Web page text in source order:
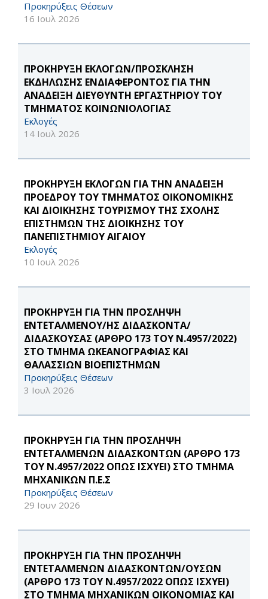
Προκηρύξεις Θέσεων
16 Ιουλ 2026
ΠΡΟΚΗΡΥΞΗ ΕΚΛΟΓΩΝ/ΠΡΟΣΚΛΗΣΗ
ΕΚΔΗΛΩΣΗΣ ΕΝΔΙΑΦΕΡΟΝΤΟΣ ΓΙΑ ΤΗΝ
ΑΝΑΔΕΙΞΗ ΔΙΕΥΘΥΝΤΗ ΕΡΓΑΣΤΗΡΙΟΥ ΤΟΥ
ΤΜΗΜΑΤΟΣ ΚΟΙΝΩΝΙΟΛΟΓΙΑΣ
Εκλογές
14 Ιουλ 2026
ΠΡΟΚΗΡΥΞΗ ΕΚΛΟΓΩΝ ΓΙΑ ΤΗΝ ΑΝΑΔΕΙΞΗ
ΠΡΟΕΔΡΟΥ ΤΟΥ ΤΜΗΜΑΤΟΣ ΟΙΚΟΝΟΜΙΚΗΣ
ΚΑΙ ΔΙΟΙΚΗΣΗΣ ΤΟΥΡΙΣΜΟΥ ΤΗΣ ΣΧΟΛΗΣ
ΕΠΙΣΤΗΜΩΝ ΤΗΣ ΔΙΟΙΚΗΣΗΣ ΤΟΥ
ΠΑΝΕΠΙΣΤΗΜΙΟΥ ΑΙΓΑΙΟΥ
Εκλογές
10 Ιουλ 2026
ΠΡΟΚΗΡΥΞΗ ΓΙΑ ΤΗΝ ΠΡΟΣΛΗΨΗ
ΕΝΤΕΤΑΛΜΕΝΟΥ/ΗΣ ΔΙΔΑΣΚΟΝΤΑ/
ΔΙΔΑΣΚΟΥΣΑΣ (ΑΡΘΡΟ 173 ΤΟΥ Ν.4957/2022)
ΣΤΟ ΤΜΗΜΑ ΩΚΕΑΝΟΓΡΑΦΙΑΣ ΚΑΙ
ΘΑΛΑΣΣΙΩΝ ΒΙΟΕΠΙΣΤΗΜΩΝ
Προκηρύξεις Θέσεων
3 Ιουλ 2026
ΠΡΟΚΗΡΥΞΗ ΓΙΑ ΤΗΝ ΠΡΟΣΛΗΨΗ
ΕΝΤΕΤΑΛΜΕΝΩΝ ΔΙΔΑΣΚΟΝΤΩΝ (ΑΡΘΡΟ 173
ΤΟΥ Ν.4957/2022 ΟΠΩΣ ΙΣΧΥΕΙ) ΣΤΟ ΤΜΗΜΑ
ΜΗΧΑΝΙΚΩΝ Π.Ε.Σ
Προκηρύξεις Θέσεων
29 Ιουν 2026
ΠΡΟΚΗΡΥΞΗ ΓΙΑ ΤΗΝ ΠΡΟΣΛΗΨΗ
ΕΝΤΕΤΑΛΜΕΝΩΝ ΔΙΔΑΣΚΟΝΤΩΝ/ΟΥΣΩΝ
(ΑΡΘΡΟ 173 ΤΟΥ Ν.4957/2022 ΟΠΩΣ ΙΣΧΥΕΙ)
ΣΤΟ ΤΜΗΜΑ ΜΗΧΑΝΙΚΩΝ ΟΙΚΟΝΟΜΙΑΣ ΚΑΙ